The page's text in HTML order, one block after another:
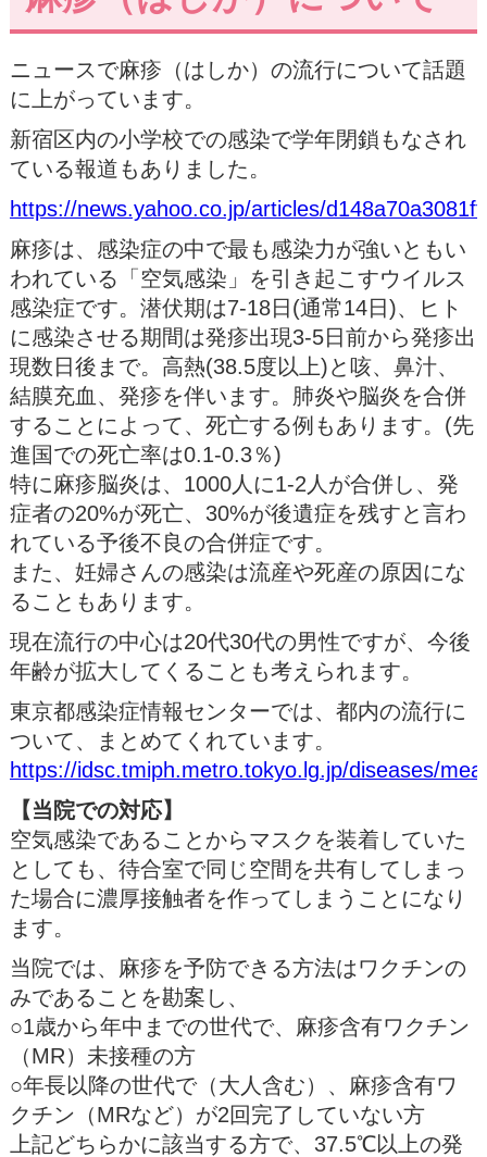
ニュースで麻疹（はしか）の流行について話題
に上がっています。
新宿区内の小学校での感染で学年閉鎖もなされ
ている報道もありました。
https://news.yahoo.co.jp/articles/
麻疹は、感染症の中で最も感染力が強いともい
われている「空気感染」を引き起こすウイルス
感染症です。潜伏期は7-18日(通常14日)、ヒト
に感染させる期間は発疹出現3-5日前から発疹出
現数日後まで。高熱(38.5度以上)と咳、鼻汁、
結膜充血、発疹を伴います。肺炎や脳炎を合併
することによって、死亡する例もあります。(先
進国での死亡率は0.1-0.3％)
特に麻疹脳炎は、1000人に1-2人が合併し、発
症者の20%が死亡、30%が後遺症を残すと言わ
れている予後不良の合併症です。
また、妊婦さんの感染は流産や死産の原因にな
ることもあります。
現在流行の中心は20代30代の男性ですが、今後
年齢が拡大してくることも考えられます。
東京都感染症情報センターでは、都内の流行に
ついて、まとめてくれています。
https://idsc.tmiph.metro.tokyo.lg.jp/diseases/
【当院での対応】
空気感染であることからマスクを装着していた
としても、待合室で同じ空間を共有してしまっ
た場合に濃厚接触者を作ってしまうことになり
ます。
当院では、麻疹を予防できる方法はワクチンの
みであることを勘案し、
○1歳から年中までの世代で、麻疹含有ワクチン
（MR）未接種の方
○年長以降の世代で（大人含む）、麻疹含有ワ
クチン（MRなど）が2回完了していない方
上記どちらかに該当する方で、37.5℃以上の発